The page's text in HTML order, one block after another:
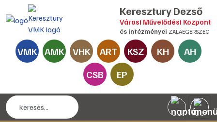
Keresztury Dezső
Városi Művelődési Központ
és intézményei ZALAEGERSZEG
VMK AMK VHK ART KSZ KH
AH
CSB
EP